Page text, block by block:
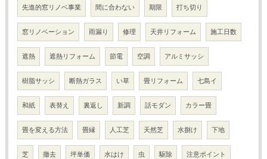
先進的窓リノベ事業 間に合わない 期限 打ち切り
窓リノベーション 雨漏り 修理 天井リフォーム 施工日数
遮熱 遮熱リフォーム 節電 空調 アルミサッシ
樹脂サッシ 断熱ガラス い草 畳リフォーム 七島イ
和紙 表替え 裏返し 新調 話モダン カラー畳
畳を変える方法 畳縁 人工芝 天然芝 水捌け 下地
芝 撤去 坪単価 水はけ 虫 駆除 注意ポイント